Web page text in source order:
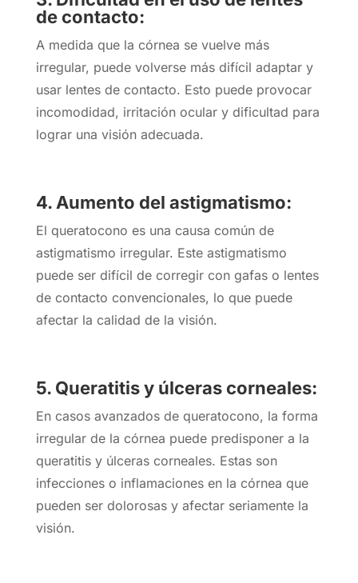
de contacto:
A medida que la córnea se vuelve más
irregular, puede volverse más difícil adaptar y
usar lentes de contacto. Esto puede provocar
incomodidad, irritación ocular y dificultad para
lograr una visión adecuada.
4. Aumento del astigmatismo:
El queratocono es una causa común de
astigmatismo irregular. Este astigmatismo
puede ser difícil de corregir con gafas o lentes
de contacto convencionales, lo que puede
afectar la calidad de la visión.
5. Queratitis y úlceras corneales:
En casos avanzados de queratocono, la forma
irregular de la córnea puede predisponer a la
queratitis y úlceras corneales. Estas son
infecciones o inflamaciones en la córnea que
pueden ser dolorosas y afectar seriamente la
visión.